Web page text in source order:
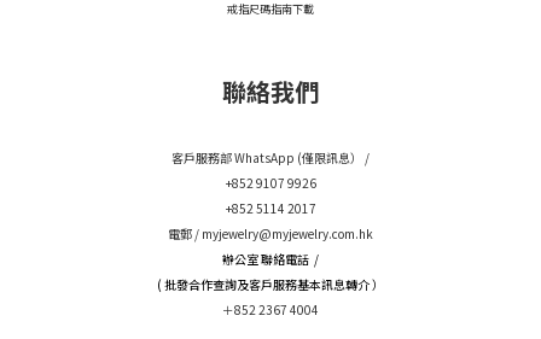
戒指尺碼指南下載
聯絡我們
客戶服務部 WhatsApp (僅限訊息） /
+852 9107 9926
+852 5114 2017
電郵 / myjewelry@myjewelry.com.hk
辦公室 聯絡電話 /
( 批發合作查詢及客戶服務基本訊息轉介 ）
＋852 2367 4004